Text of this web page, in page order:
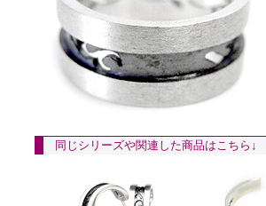
同じシリーズや関連した商品はこちら↓